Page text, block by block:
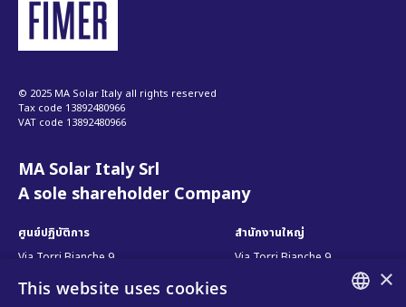
© 2025 MA Solar Italy all rights reserved
Tax code 13892480966
VAT code 13892480966
MA Solar Italy Srl
A sole shareholder Company
ศูนย์ปฏิบัติการ
Via Torri Bianche 9
Italy
สำนักงานใหญ่
Via Torri Bianche 9
×
This website uses cookies